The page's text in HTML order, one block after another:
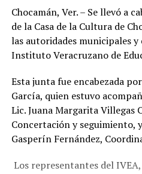
Chocamán, Ver. – Se llevó a
de la Casa de la Cultura de
las autoridades municipales
Instituto Veracruzano de
Esta junta fue encabezada
García, quien estuvo
Lic. Juana Margarita Villegas
Concertación y seguimiento,
Gasperín Fernández,
Los representantes del